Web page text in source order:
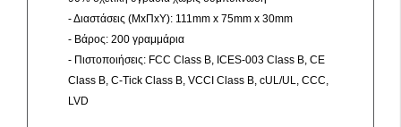
- Διαστάσεις (ΜxΠxΥ): 111mm x 75mm x 30mm
- Βάρος: 200 γραμμάρια
- Πιστοποιήσεις: FCC Class B, ICES-003 Class B, CE
Class B, C-Tick Class B, VCCI Class B, cUL/UL, CCC,
LVD